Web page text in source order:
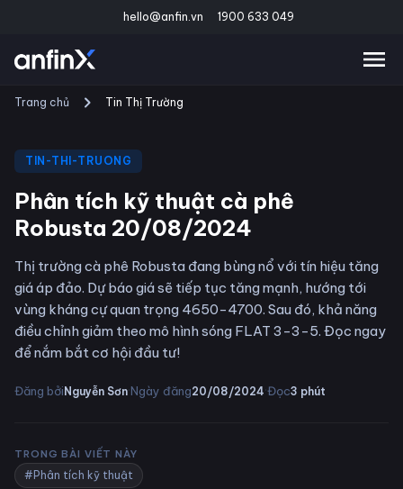
hello@anfin.vn 1900 633 049
Trang chủ Tin Thị Trường
TIN-THI-TRUONG
Phân tích kỹ thuật cà phê
Robusta 20/08/2024
Thị trường cà phê Robusta đang bùng nổ với tín hiệu tăng
giá áp đảo. Dự báo giá sẽ tiếp tục tăng mạnh, hướng tới
vùng kháng cự quan trọng 4650-4700. Sau đó, khả năng
điều chỉnh giảm theo mô hình sóng FLAT 3-3-5. Đọc ngay
để nắm bắt cơ hội đầu tư!
Đăng bởiNguyễn Sơn·Ngày đăng20/08/2024·Đọc3 phút
TRONG BÀI VIẾT NÀY
#Phân tích kỹ thuật